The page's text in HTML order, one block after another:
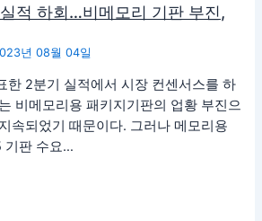
적 하회…비메모리 기판 부진,
년 08월 04일
한 2분기 실적에서 시장 컨센서스를 하
비메모리용 패키지기판의 업황 부진으
속되었기 때문이다. 그러나 메모리용
기판 수요…